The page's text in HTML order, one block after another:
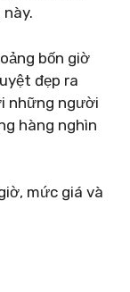
bốn giờ
đẹp ra
những người
hàng nghìn
mức giá và